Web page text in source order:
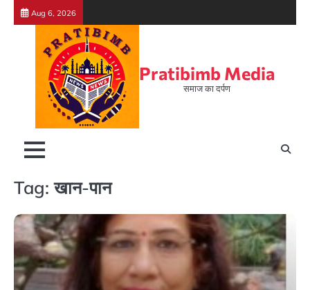
Skip
Aug 6, 2026
Pratibimb Media
समाज का दर्पण
Tag:खान-पान